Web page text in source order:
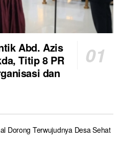
Abd. Azis
Titip 8 PR
dan
Dorong Terwujudnya Desa Sehat